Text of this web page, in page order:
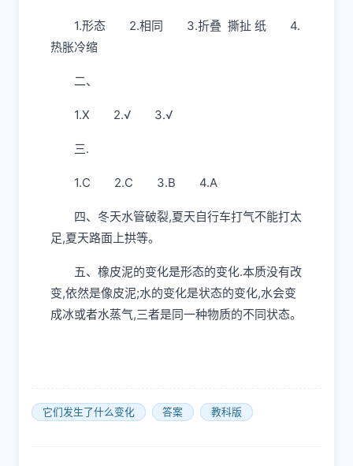
1.形态 2.相同 3.折叠 撕扯 纸 4.
热胀冷缩
二、
1.X 2.√ 3.√
三.
1.C 2.C 3.B 4.A
四、冬天水管破裂,夏天自行车打气不能打太
足,夏天路面上拱等。
五、橡皮泥的变化是形态的变化.本质没有改
变,依然是像皮泥;水的变化是状态的变化,水会变
成冰或者水蒸气,三者是同一种物质的不同状态。
它们发生了什么变化 答案 教科版